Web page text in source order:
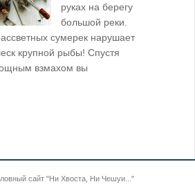
руках на берегу
большой реки.
сумерек нарушает
крупной рыбы! Спустя
взмахом вы
сайт "Ни Хвоста, Ни Чешуи..."